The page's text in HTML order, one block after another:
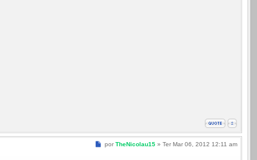
Mensagem
por TheNicolau15 » Ter Mar 06, 2012 12:11 am